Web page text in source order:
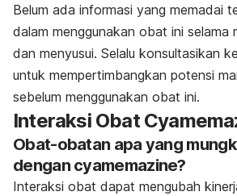
Belum ada informasi yang memadai
dalam menggunakan obat ini selama
dan menyusui. Selalu konsultasikan
untuk mempertimbangkan potensi
sebelum menggunakan obat ini.
Interaksi Obat
Obat-obatan apa yang
dengan cyamemazine?
Interaksi obat dapat mengubah